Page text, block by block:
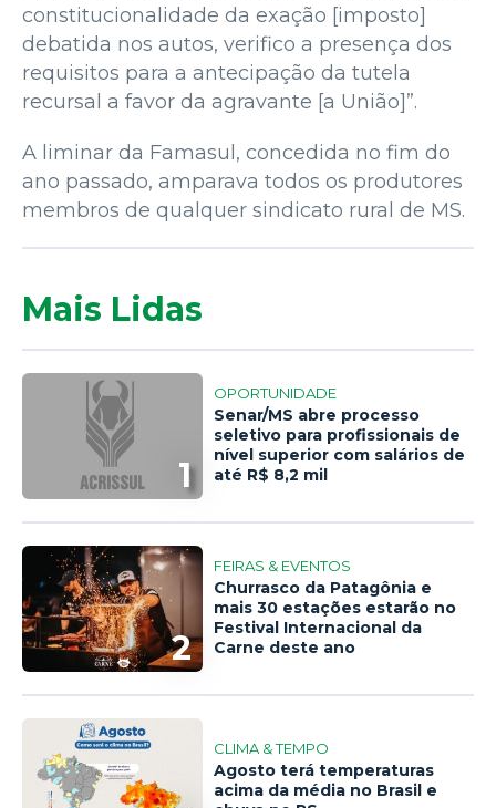
constitucionalidade da exação [imposto]
debatida nos autos, verifico a presença dos
requisitos para a antecipação da tutela
recursal a favor da agravante [a União]”.
A liminar da Famasul, concedida no fim do
ano passado, amparava todos os produtores
membros de qualquer sindicato rural de MS.
Mais Lidas
1
OPORTUNIDADE
Senar/MS abre processo
seletivo para profissionais de
nível superior com salários de
até R$ 8,2 mil
2
FEIRAS & EVENTOS
Churrasco da Patagônia e
mais 30 estações estarão no
Festival Internacional da
Carne deste ano
CLIMA & TEMPO
Agosto terá temperaturas
acima da média no Brasil e